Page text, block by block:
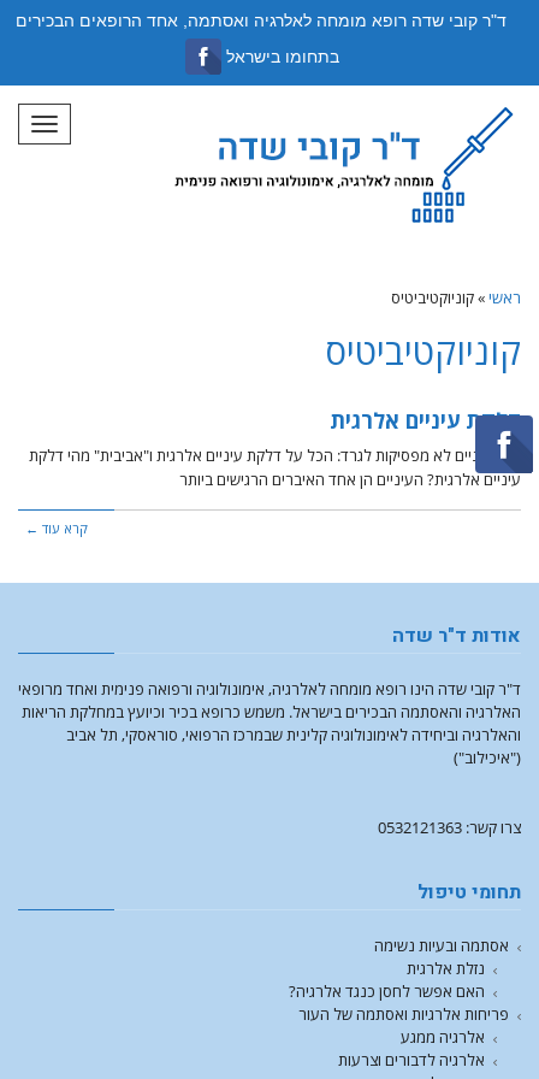
תפריט
ראשי»קוניוקטיביטיס
קוניוקטיביטיס
דלקת עיניים אלרגית
כשהעיניים לא מפסיקות לגרד: הכל על דלקת עיניים אלרגית ו"אביבית" מהי דלקת
עיניים אלרגית? העיניים הן אחד האיברים הרגישים ביותר
קרא עוד ←
אודות ד"ר שדה
ד"ר קובי שדה הינו רופא מומחה לאלרגיה, אימונולוגיה ורפואה פנימית ואחד מרופאי
האלרגיה והאסתמה הבכירים בישראל. משמש כרופא בכיר וכיועץ במחלקת הריאות
והאלרגיה וביחידה לאימונולוגיה קלינית שבמרכז הרפואי, סוראסקי, תל אביב
("איכילוב")
צרו קשר: 0532121363
תחומי טיפול
אסתמה ובעיות נשימה
נזלת אלרגית
האם אפשר לחסן כנגד אלרגיה?
פריחות אלרגיות ואסתמה של העור
אלרגיה ממגע
אלרגיה לדבורים וצרעות
ד"ר קובי שדה רופא מומחה לאלרגיה ואסתמה, אחד הרופאים הבכירים
בתחומו בישראל